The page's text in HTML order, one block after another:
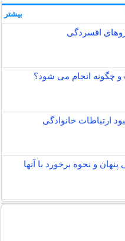
افسردگی
چگونه انجام می شود؟
ارتباطات خانوادگی
بیشتر